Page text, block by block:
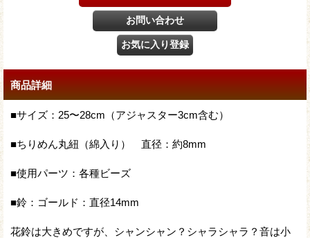
商品詳細
■サイズ：25〜28cm（アジャスター3cm含む）
■ちりめん丸紐（綿入り） 直径：約8mm
■使用パーツ：各種ビーズ
■鈴：ゴールド：直径14mm
花鈴は大きめですが、シャンシャン？シャラシャラ？音は小